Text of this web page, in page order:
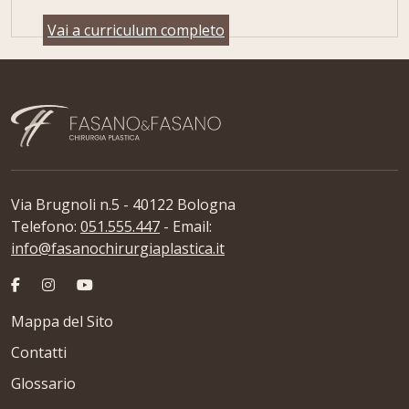
Vai a curriculum completo
Via Brugnoli n.5 - 40122 Bologna
Telefono: 051.555.447 - Email:
info@fasanochirurgiaplastica.it
Mappa del Sito
Contatti
Glossario